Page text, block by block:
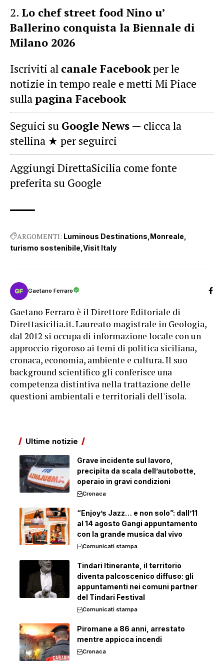
Lo chef street food Nino u’
Ballerino conquista la Biennale di
Milano 2026
Iscriviti al canale Facebookper le
notizie in tempo reale e metti Mi Piace
sullapagina Facebook
Seguici su Google News — clicca la
stellina ★ per seguirci
Aggiungi DirettaSicilia come fonte
preferita su Google
ARGOMENTI: Luminous Destinations Monreale
turismo sostenibile Visit Italy
Gaetano Ferraro
Gaetano Ferraro è il Direttore Editoriale di
Direttasicilia.it. Laureato magistrale in Geologia,
dal 2012 si occupa di informazione locale con un
approccio rigoroso ai temi di politica siciliana,
cronaca, economia, ambiente e cultura. Il suo
background scientifico gli conferisce una
competenza distintiva nella trattazione delle
questioni ambientali e territoriali dell'isola.
Ultime notizie
Grave incidente sul lavoro,
precipita da scala dell’autobotte,
operaio in gravi condizioni
Cronaca
“Enjoy’s Jazz… e non solo”: dall’11
al 14 agosto Gangi appuntamento
con la grande musica dal vivo
Comunicati stampa
Tindari Itinerante, il territorio
diventa palcoscenico diffuso: gli
appuntamenti nei comuni partner
del Tindari Festival
Comunicati stampa
Piromane a 86 anni, arrestato
mentre appicca incendi
Cronaca